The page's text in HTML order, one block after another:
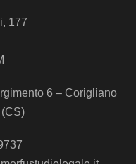
177
6 – Corigliano